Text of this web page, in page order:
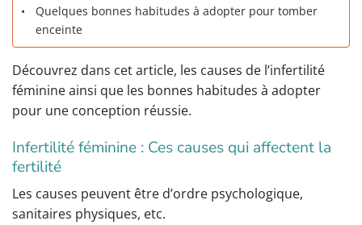
Quelques bonnes habitudes à adopter pour tomber
enceinte
Découvrez dans cet article, les causes de l’infertilité
féminine ainsi que les bonnes habitudes à adopter
pour une conception réussie.
Infertilité féminine : Ces causes qui affectent la
fertilité
Les causes peuvent être d’ordre psychologique,
sanitaires physiques, etc.